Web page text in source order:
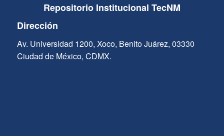
Repositorio Institucional TecNM
Dirección
Av. Universidad 1200, Xoco, Benito Juárez, 03330
Ciudad de México, CDMX.